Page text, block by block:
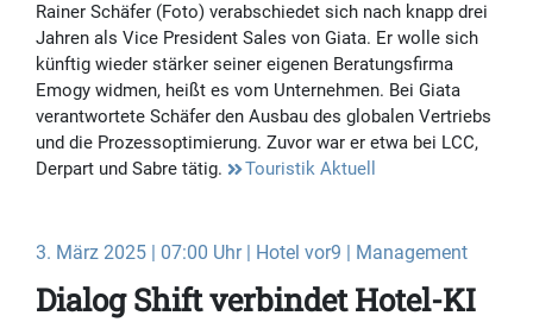
Rainer Schäfer (Foto) verabschiedet sich nach knapp drei
Jahren als Vice President Sales von Giata. Er wolle sich
künftig wieder stärker seiner eigenen Beratungsfirma
Emogy widmen, heißt es vom Unternehmen. Bei Giata
verantwortete Schäfer den Ausbau des globalen Vertriebs
und die Prozessoptimierung. Zuvor war er etwa bei LCC,
Derpart und Sabre tätig.
Touristik Aktuell
3. März 2025 | 07:00 Uhr | Hotel vor9 | Management
Dialog Shift verbindet Hotel-KI